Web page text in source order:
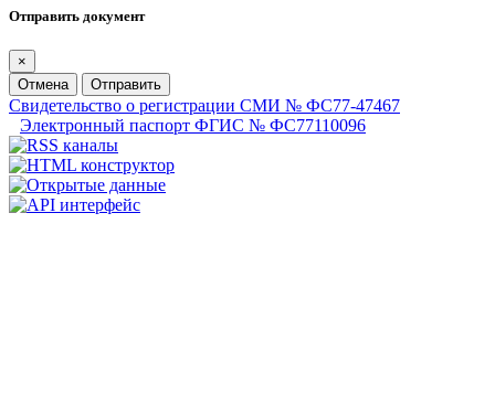
Отправить документ
×
Отмена
Отправить
Свидетельство о регистрации СМИ № ФС77-47467
Электронный паспорт ФГИС № ФС77110096